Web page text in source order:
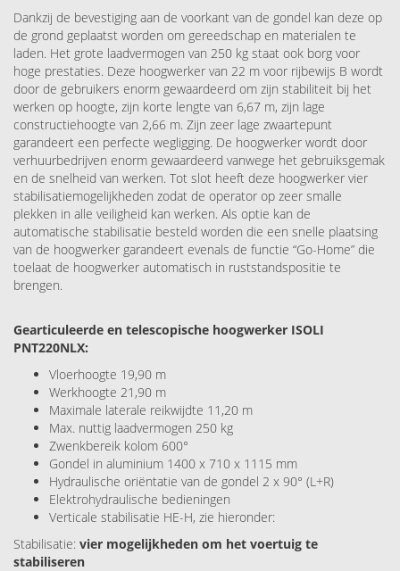
Dankzij de bevestiging aan de voorkant van de gondel kan deze op
de grond geplaatst worden om gereedschap en materialen te
laden. Het grote laadvermogen van 250 kg staat ook borg voor
hoge prestaties. Deze hoogwerker van 22 m voor rijbewijs B wordt
door de gebruikers enorm gewaardeerd om zijn stabiliteit bij het
werken op hoogte, zijn korte lengte van 6,67 m, zijn lage
constructiehoogte van 2,66 m. Zijn zeer lage zwaartepunt
garandeert een perfecte wegligging. De hoogwerker wordt door
verhuurbedrijven enorm gewaardeerd vanwege het gebruiksgemak
en de snelheid van werken. Tot slot heeft deze hoogwerker vier
stabilisatiemogelijkheden zodat de operator op zeer smalle
plekken in alle veiligheid kan werken. Als optie kan de
automatische stabilisatie besteld worden die een snelle plaatsing
van de hoogwerker garandeert evenals de functie “Go-Home” die
toelaat de hoogwerker automatisch in ruststandspositie te
brengen.
Gearticuleerde en telescopische hoogwerker ISOLI
PNT220NLX:
Vloerhoogte 19,90 m
Werkhoogte 21,90 m
Maximale laterale reikwijdte 11,20 m
Max. nuttig laadvermogen 250 kg
Zwenkbereik kolom 600°
Gondel in aluminium 1400 x 710 x 1115 mm
Hydraulische oriëntatie van de gondel 2 x 90° (L+R)
Elektrohydraulische bedieningen
Verticale stabilisatie HE-H, zie hieronder:
Stabilisatie: vier mogelijkheden om het voertuig te
stabiliseren